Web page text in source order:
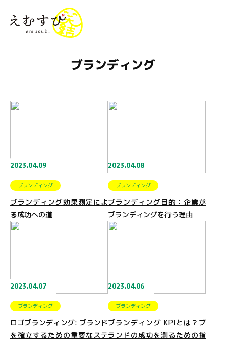
ブランディング
2023.04.09
ブランディング
ブランディング効果測定によ
る成功への道
2023.04.08
ブランディング
ブランディング目的：企業が
ブランディングを行う理由
2023.04.07
ブランディング
ロゴブランディング: ブランド
を確立するための重要なステ
2023.04.06
ブランディング
ブランディング KPIとは？ブ
ランドの成功を測るための指